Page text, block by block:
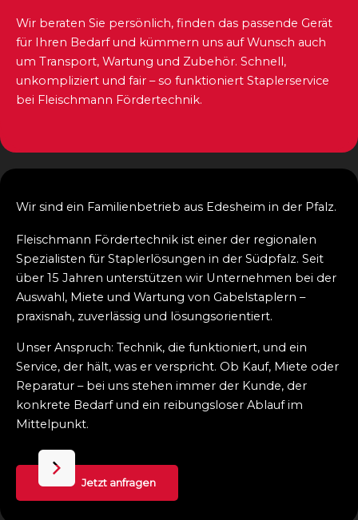
Wir beraten Sie persönlich, finden das passende Gerät
für Ihren Bedarf und kümmern uns auf Wunsch auch
um Transport, Wartung und Zubehör. Schnell,
unkompliziert und fair – so funktioniert Staplerservice
bei Fleischmann Fördertechnik.
Wir sind ein Familienbetrieb aus Edesheim in der Pfalz.
Fleischmann Fördertechnik ist einer der regionalen
Spezialisten für Staplerlösungen in der Südpfalz. Seit
über 15 Jahren unterstützen wir Unternehmen bei der
Auswahl, Miete und Wartung von Gabelstaplern –
praxisnah, zuverlässig und lösungsorientiert.
Unser Anspruch: Technik, die funktioniert, und ein
Service, der hält, was er verspricht. Ob Kauf, Miete oder
Reparatur – bei uns stehen immer der Kunde, der
konkrete Bedarf und ein reibungsloser Ablauf im
Mittelpunkt.
Jetzt anfragen